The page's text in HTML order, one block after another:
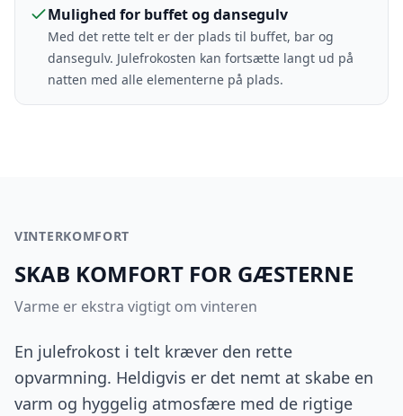
Mulighed for buffet og dansegulv
Med det rette telt er der plads til buffet, bar og
dansegulv. Julefrokosten kan fortsætte langt ud på
natten med alle elementerne på plads.
VINTERKOMFORT
SKAB KOMFORT FOR GÆSTERNE
Varme er ekstra vigtigt om vinteren
En julefrokost i telt kræver den rette
opvarmning. Heldigvis er det nemt at skabe en
varm og hyggelig atmosfære med de rigtige